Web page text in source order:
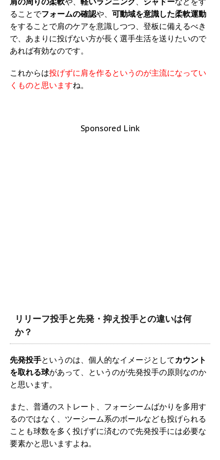
ることでフォームの確認や、 可動域を意識した柔軟運動
をすることで肩のケアを意識しつつ、登板に備えるべき
で、あまりに投げない方が長く選手生活を送りたいので
あれば有効なのです。
これからは投げずに肩を作るというのが主流になってい
くものと思いますね。
Sponsored Link
リリーフ投手と先発・抑え投手との違いは何
か？
先発投手というのは、個人的なイメージとしてカウント
を取れる球があって、というのが先発投手の原則なのか
と思います。
また、普通のストレート、フォーシームばかりを多用す
るのではなく、ツーシーム系のボールなども投げられる
ことも球数を多く投げずに済むので先発投手には必要な
要素かと思いますよね。